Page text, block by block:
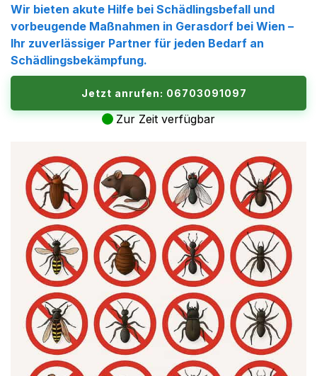
Wir bieten akute Hilfe bei Schädlingsbefall und
vorbeugende Maßnahmen in Gerasdorf bei Wien –
Ihr zuverlässiger Partner für jeden Bedarf an
Schädlingsbekämpfung.
Jetzt anrufen: 06703091097
Zur Zeit verfügbar